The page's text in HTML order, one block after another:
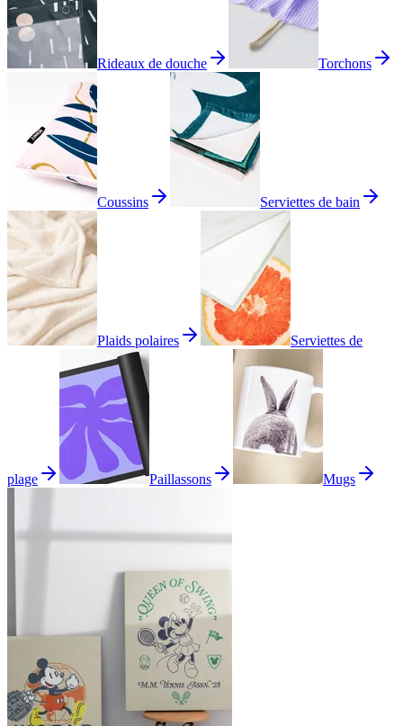
Rideaux de douche Torchons
Coussins Serviettes de bain
Plaids polaires Serviettes de
plage Paillassons Mugs